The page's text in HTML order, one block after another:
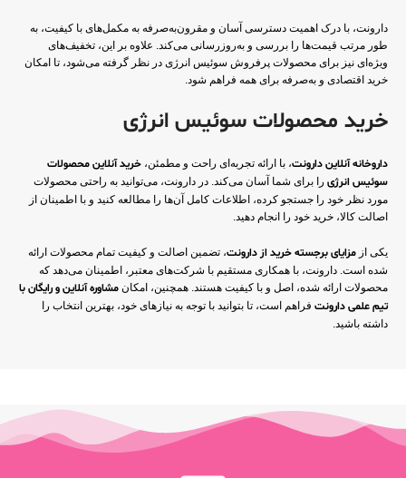
دارونت، با درک اهمیت دسترسی آسان و مقرون‌به‌صرفه به مکمل‌های با کیفیت، به
طور مرتب قیمت‌ها را بررسی و به‌روزرسانی می‌کند. علاوه بر این، تخفیف‌های
ویژه‌ای نیز برای محصولات پرفروش سوئیس انرژی در نظر گرفته می‌شود، تا امکان
خرید اقتصادی و به‌صرفه برای همه فراهم شود.
خرید محصولات سوئیس انرژی
داروخانه آنلاین دارونت، با ارائه تجربه‌ای راحت و مطمئن، خرید آنلاین محصولات
سوئیس انرژی را برای شما آسان می‌کند. در دارونت، می‌توانید به راحتی محصولات
مورد نظر خود را جستجو کرده، اطلاعات کامل آن‌ها را مطالعه کنید و با اطمینان از
اصالت کالا، خرید خود را انجام دهید.
یکی از مزایای برجسته خرید از دارونت، تضمین اصالت و کیفیت تمام محصولات ارائه
شده است. دارونت، با همکاری مستقیم با شرکت‌های معتبر، اطمینان می‌دهد که
محصولات ارائه شده، اصل و با کیفیت هستند. همچنین، امکان مشاوره آنلاین و رایگان با
تیم علمی دارونت فراهم است، تا بتوانید با توجه به نیازهای خود، بهترین انتخاب را
داشته باشید.